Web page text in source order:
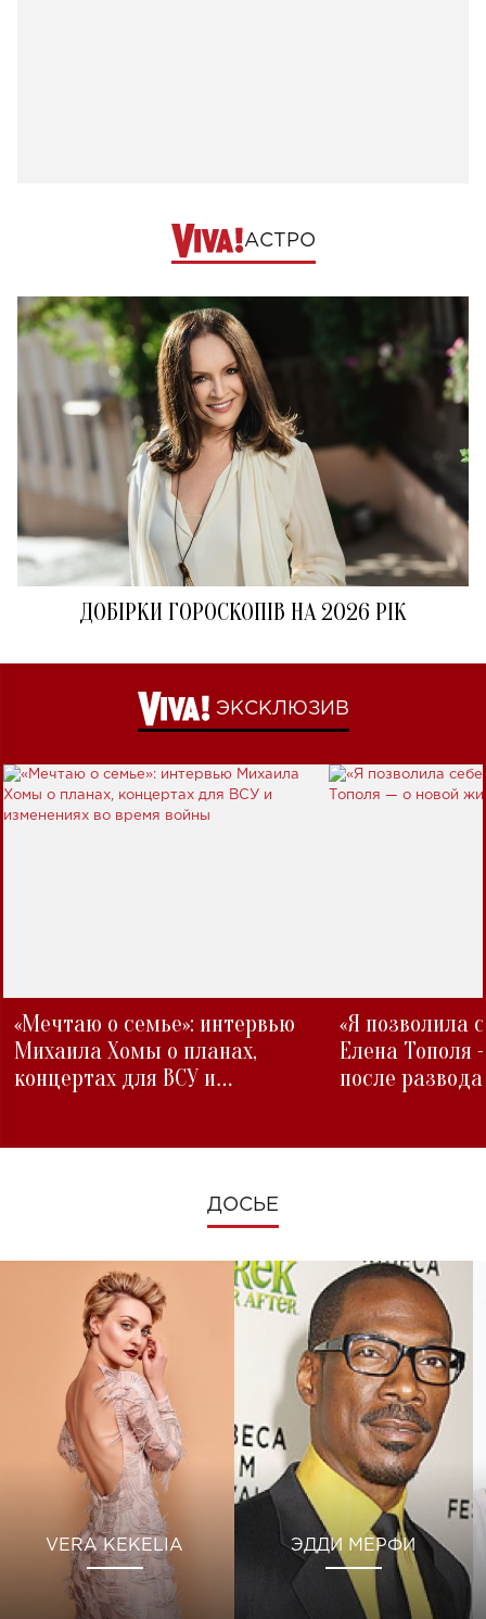
АСТРО
ДОБІРКИ ГОРОСКОПІВ НА 2026 РІК
ЭКСКЛЮЗИВ
«Мечтаю о семье»: интервью
Михаила Хомы о планах,
концертах для ВСУ и
«Я позволила
Елена Тополя
после развода
ДОСЬЕ
VERA KEKELIA ЭДДИ МЕРФИ